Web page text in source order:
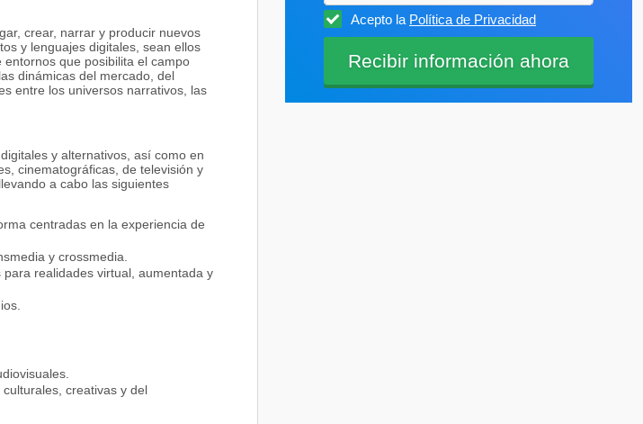
crear, narrar y producir nuevos
y lenguajes digitales, sean ellos
que posibilita el campo
dinámicas del mercado, del
entre los universos narrativos, las
y alternativos, así como en
cinematográficas, de televisión y
a cabo las siguientes
centradas en la experiencia de
y crossmedia.
realidades virtual, aumentada y
creativas y del
Selecciónala
Acepto la Política de Privacidad